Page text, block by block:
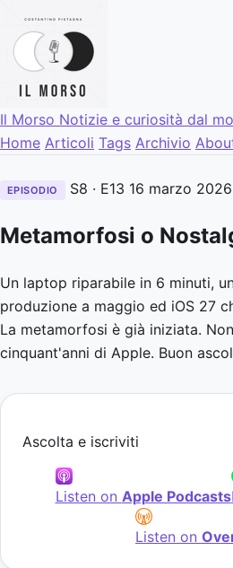
Il Morso Notizie e curiosità dal
Home Articoli Tags Archivio
EPISODIO S8 · E13 16 marzo 2026
Metamorfosi o
Un laptop riparabile in 6 minuti,
produzione a maggio ed iOS 27
La metamorfosi è già iniziata.
cinquant'anni di Apple. Buon
Ascolta e iscriviti
Listen on Apple Podcasts
Listen on